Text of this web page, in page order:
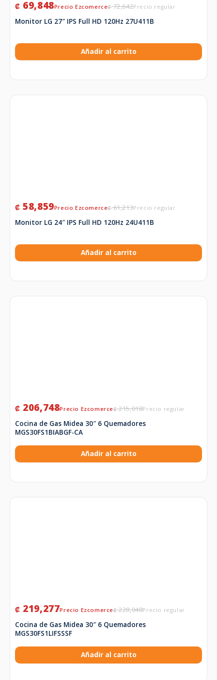
₡72,642
₡ 69,848
Monitor LG 27″ IPS Full HD 120Hz 27U411B
Añadir al carrito
₡61,213
₡ 58,859
Monitor LG 24″ IPS Full HD 120Hz 24U411B
Añadir al carrito
₡215,018
₡ 206,748
Cocina de Gas Midea 30″ 6 Quemadores
MGS30FS1BIABGF-CA
Añadir al carrito
₡228,048
₡ 219,277
Cocina de Gas Midea 30″ 6 Quemadores
MGS30FS1LIFSSSF
Añadir al carrito